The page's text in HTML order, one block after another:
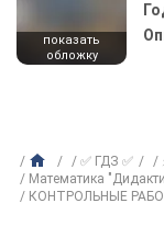
показать
обложку
✅ ГДЗ ✅
Математика
КОНТРОЛЬНЫЕ